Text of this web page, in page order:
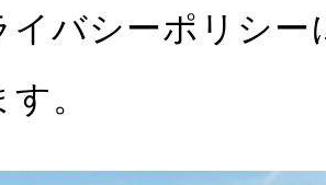
イバシーポリシ
。